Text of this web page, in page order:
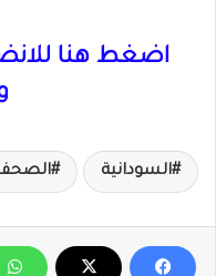
اضغط هنا
السودانية